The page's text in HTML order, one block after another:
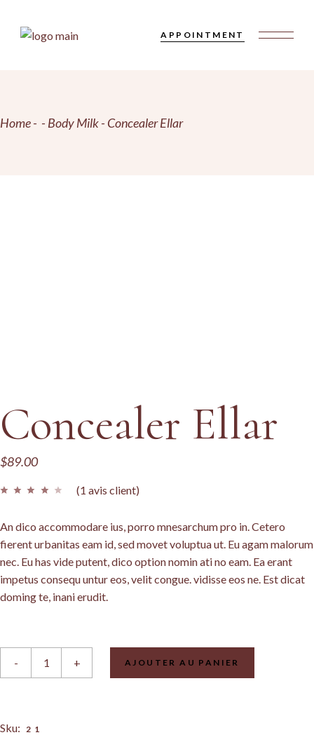
content
APPOINTMENT
Home Body Milk Concealer Ellar
Concealer Ellar
$89.00
(1 avis client)
An dico accommodare ius, porro mnesarchum pro in. Cetero
fierent urbanitas eam id, sed movet voluptua ut. Eu agam malorum
nec. Eu has vide putent, dico option nomin ati no eam. Ea erant
impetus consequ untur eos, velit congue. vidisse eos ne. Est dicat
doming te, inani erudit.
Concealer Ellar quantity
- + AJOUTER AU PANIER
Sku: 21